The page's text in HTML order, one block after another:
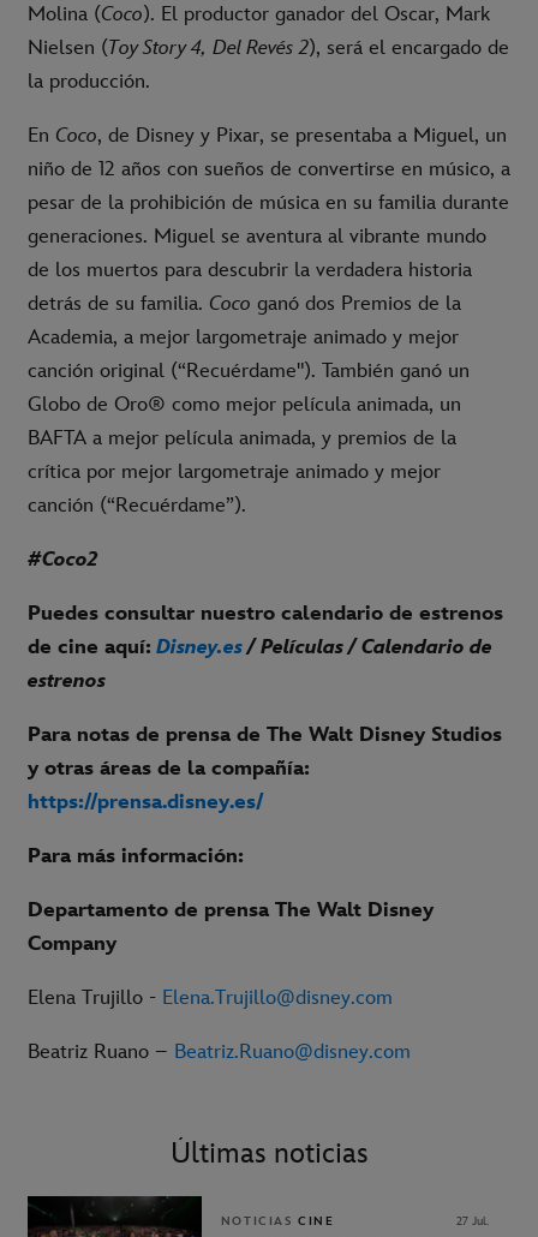
Molina (Coco). El productor ganador del Oscar, Mark
Nielsen (Toy Story 4, Del Revés 2), será el encargado de
la producción.
En Coco, de Disney y Pixar, se presentaba a Miguel, un
niño de 12 años con sueños de convertirse en músico, a
pesar de la prohibición de música en su familia durante
generaciones. Miguel se aventura al vibrante mundo
de los muertos para descubrir la verdadera historia
detrás de su familia. Coco ganó dos Premios de la
Academia, a mejor largometraje animado y mejor
canción original (“Recuérdame"). También ganó un
Globo de Oro® como mejor película animada, un
BAFTA a mejor película animada, y premios de la
crítica por mejor largometraje animado y mejor
canción (“Recuérdame”).
#Coco2
Puedes consultar nuestro calendario de estrenos
de cine aquí: Disney.es/ Películas / Calendario de
estrenos
Para notas de prensa de The Walt Disney Studios
y otras áreas de la compañía:
https://prensa.disney.es/
Para más información:
Departamento de prensa The Walt Disney
Company
Elena Trujillo - Elena.Trujillo@disney.com
Beatriz Ruano – Beatriz.Ruano@disney.com
Últimas noticias
NOTICIAS CINE 27 Jul.